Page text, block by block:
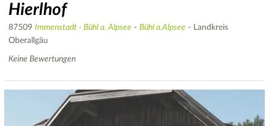
Hierlhof
87509 Immenstadt - Bühl a. Alpsee - Bühl a.Alpsee - Landkreis
Oberallgäu
Keine Bewertungen